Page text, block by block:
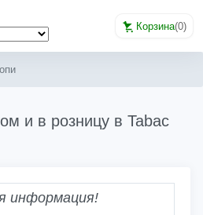
Корзина(0)
и в розницу в Tabac
информация!